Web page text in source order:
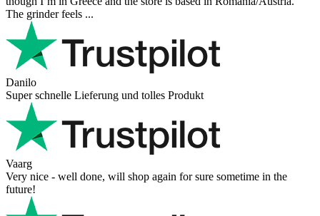
The grinder feels ...
Danilo
Super schnelle Lieferung und tolles Produkt
Vaarg
Very nice - well done, will shop again for sure sometime in the
future!